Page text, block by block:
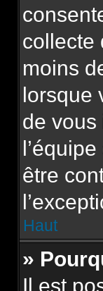
collecte
moins
lorsque
de
être
Haut
»
Il est